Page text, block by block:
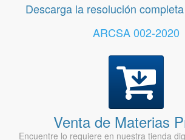
Descarga la resolución completa
ARCSA 002-2020
Venta de Materias
Encuentre lo requiere en nuestra tienda